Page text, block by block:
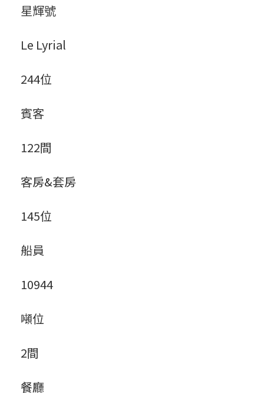
星輝號
Le Lyrial
244位
賓客
122間
客房&套房
145位
船員
10944
噸位
2間
餐廳